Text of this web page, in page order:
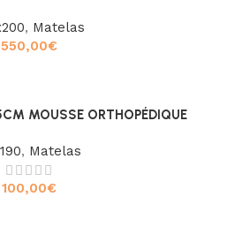
, Matelas
550,00€
MOUSSE ORTHOPÉDIQUE
, Matelas
100,00€